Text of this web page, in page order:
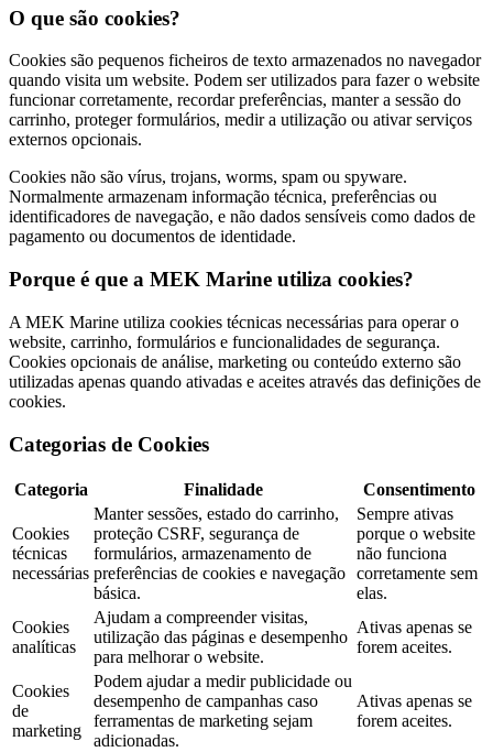
O que são cookies?
Cookies são pequenos ficheiros de texto armazenados no navegador
quando visita um website. Podem ser utilizados para fazer o website
funcionar corretamente, recordar preferências, manter a sessão do
carrinho, proteger formulários, medir a utilização ou ativar serviços
externos opcionais.
Cookies não são vírus, trojans, worms, spam ou spyware.
Normalmente armazenam informação técnica, preferências ou
identificadores de navegação, e não dados sensíveis como dados de
pagamento ou documentos de identidade.
Porque é que a MEK Marine utiliza cookies?
A MEK Marine utiliza cookies técnicas necessárias para operar o
website, carrinho, formulários e funcionalidades de segurança.
Cookies opcionais de análise, marketing ou conteúdo externo são
utilizadas apenas quando ativadas e aceites através das definições de
cookies.
Categorias de Cookies
Categoria Finalidade Consentimento
Cookies
técnicas
necessárias
Manter sessões, estado do carrinho,
proteção CSRF, segurança de
formulários, armazenamento de
preferências de cookies e navegação
básica.
Sempre ativas
porque o website
não funciona
corretamente sem
elas.
Cookies
analíticas
Ajudam a compreender visitas,
utilização das páginas e desempenho
para melhorar o website.
Ativas apenas se
forem aceites.
Cookies
de
marketing
Podem ajudar a medir publicidade ou
desempenho de campanhas caso
ferramentas de marketing sejam
adicionadas.
Ativas apenas se
forem aceites.